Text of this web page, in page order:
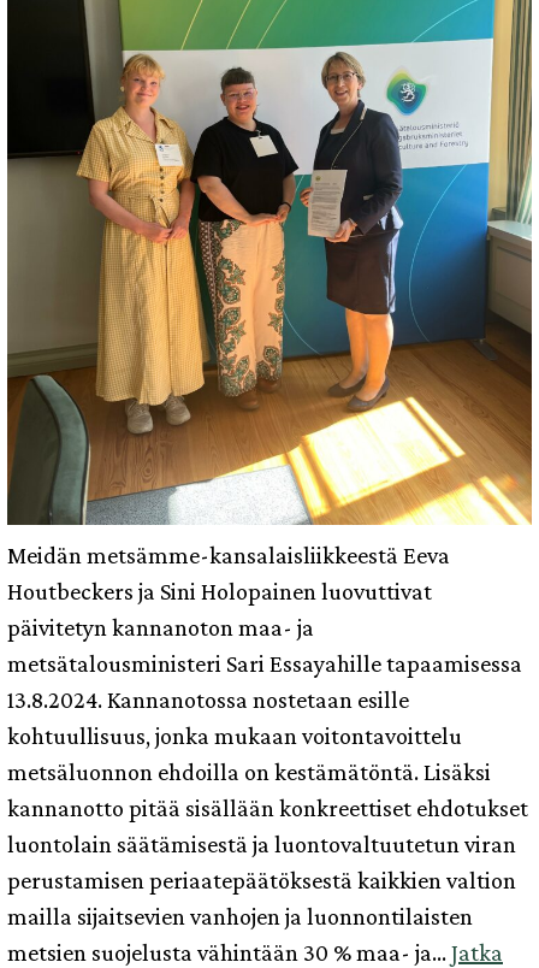
Meidän metsämme-kansalaisliikkeestä Eeva
Houtbeckers ja Sini Holopainen luovuttivat
päivitetyn kannanoton maa- ja
metsätalousministeri Sari Essayahille tapaamisessa
13.8.2024. Kannanotossa nostetaan esille
kohtuullisuus, jonka mukaan voitontavoittelu
metsäluonnon ehdoilla on kestämätöntä. Lisäksi
kannanotto pitää sisällään konkreettiset ehdotukset
luontolain säätämisestä ja luontovaltuutetun viran
perustamisen periaatepäätöksestä kaikkien valtion
mailla sijaitsevien vanhojen ja luonnontilaisten
metsien suojelusta vähintään 30 % maa- ja…Jatka